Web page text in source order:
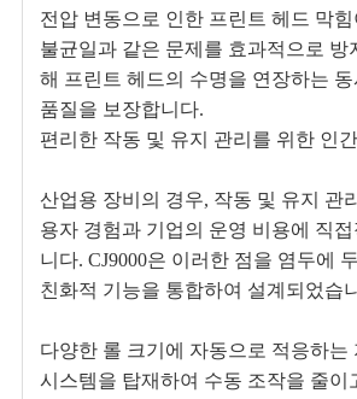
전압 변동으로 인한 프린트 헤드 막
불균일과 같은 문제를 효과적으로 방
해 프린트 헤드의 수명을 연장하는
품질을 보장합니다.
편리한 작동 및 유지 관리를 위한 인
산업용 장비의 경우, 작동 및 유지 관
용자 경험과 기업의 운영 비용에 직
니다. CJ9000은 이러한 점을 염두에
친화적 기능을 통합하여 설계되었습
다양한 롤 크기에 자동으로 적응하는
시스템을 탑재하여 수동 조작을 줄이